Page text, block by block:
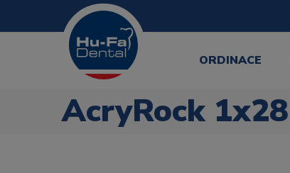
ORDINACE
AcryRock 1x28